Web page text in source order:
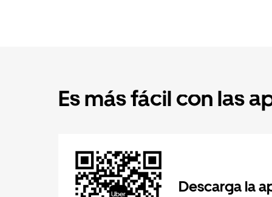
Es más fácil con las
Descarga la